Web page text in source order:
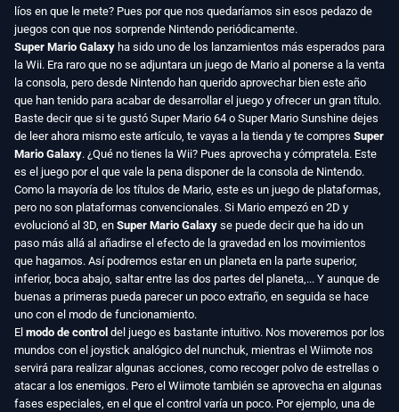
líos en que le mete? Pues por que nos quedaríamos sin esos pedazo de
juegos con que nos sorprende Nintendo periódicamente.
Super Mario Galaxy ha sido uno de los lanzamientos más esperados para
la Wii. Era raro que no se adjuntara un juego de Mario al ponerse a la venta
la consola, pero desde Nintendo han querido aprovechar bien este año
que han tenido para acabar de desarrollar el juego y ofrecer un gran título.
Baste decir que si te gustó Super Mario 64 o Super Mario Sunshine dejes
de leer ahora mismo este artículo, te vayas a la tienda y te compres Super
Mario Galaxy. ¿Qué no tienes la Wii? Pues aprovecha y cómpratela. Este
es el juego por el que vale la pena disponer de la consola de Nintendo.
Como la mayoría de los títulos de Mario, este es un juego de plataformas,
pero no son plataformas convencionales. Si Mario empezó en 2D y
evolucionó al 3D, en Super Mario Galaxy se puede decir que ha ido un
paso más allá al añadirse el efecto de la gravedad en los movimientos
que hagamos. Así podremos estar en un planeta en la parte superior,
inferior, boca abajo, saltar entre las dos partes del planeta,... Y aunque de
buenas a primeras pueda parecer un poco extraño, en seguida se hace
uno con el modo de funcionamiento.
El modo de control del juego es bastante intuitivo. Nos moveremos por los
mundos con el joystick analógico del nunchuk, mientras el Wiimote nos
servirá para realizar algunas acciones, como recoger polvo de estrellas o
atacar a los enemigos. Pero el Wiimote también se aprovecha en algunas
fases especiales, en el que el control varía un poco. Por ejemplo, una de